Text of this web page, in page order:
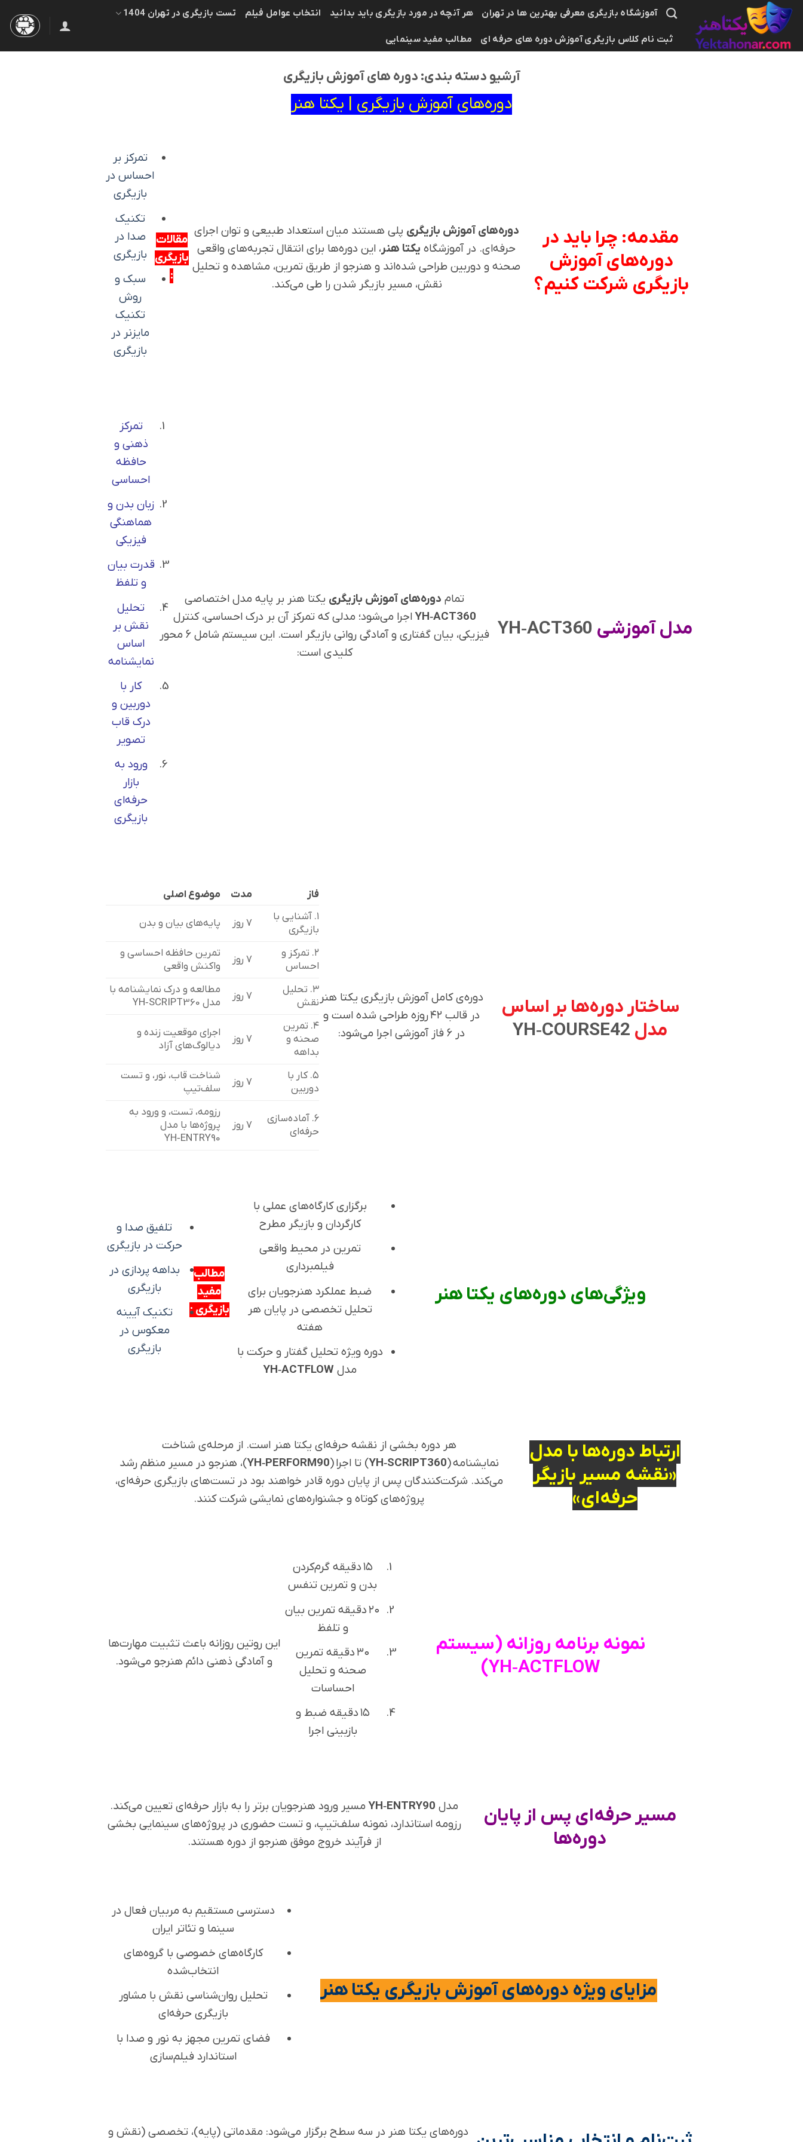
Skip
content
آموزشگاه بازیگری معرفی بهترین ها در تهران هر آنچه در مورد بازیگری باید بدانید انتخاب عوامل فیلم تست بازیگری در تهران 1404
ثبت نام کلاس بازیگری آموزش دوره های حرفه ای مطالب مفید سینمایی
آرشیو دسته بندی: دوره های آموزش بازیگری
دوره‌های آموزش بازیگری | یکتا هنر
مقدمه: چرا باید در
دوره‌های آموزش
بازیگری شرکت کنیم؟
دوره‌های آموزش بازیگری پلی هستند میان استعداد طبیعی و توان اجرای
حرفه‌ای. در آموزشگاه یکتا هنر، این دوره‌ها برای انتقال تجربه‌های واقعی
صحنه و دوربین طراحی شده‌اند و هنرجو از طریق تمرین، مشاهده و تحلیل
نقش، مسیر بازیگر شدن را طی می‌کند.
مقالات
بازیگری
:
تمرکز بر
احساس در
بازیگری
تکنیک
صدا در
بازیگری
سبک و
روش
تکنیک
مایزنر در
بازیگری
مدل آموزشی
تمام دوره‌های آموزش بازیگری یکتا هنر بر پایه مدل اختصاصی
YH‑ACT360اجرا می‌شود؛ مدلی که تمرکز آن بر درک احساسی، کنترل
فیزیکی، بیان گفتاری و آمادگی روانی بازیگر است. این سیستم شامل ۶ محور
کلیدی است:
تمرکز
ذهنی و
حافظه
احساسی
زبان بدن و
هماهنگی
فیزیکی
قدرت بیان
و تلفظ
تحلیل
نقش بر
اساس
نمایشنامه
کار با
دوربین و
درک قاب
تصویر
ورود به
بازار
حرفه‌ای
بازیگری
ساختار دوره‌ها بر اساس
مدل
دوره‌ی کامل آموزش بازیگری یکتا هنر
در قالب ۴۲ روزه طراحی شده است و
در ۶ فاز آموزشی اجرا می‌شود:
فاز مدت
موضوع اصلی
۱. آشنایی با
بازیگری
۷ روز پایه‌های بیان و بدن
۲. تمرکز و
احساس
۷ روز
تمرین حافظه احساسی و
واکنش واقعی
۳. تحلیل
نقش
۷ روز
مطالعه و درک نمایشنامه با
مدل YH‑SCRIPT360
۴. تمرین
صحنه و
بداهه
۷ روز
اجرای موقعیت زنده و
دیالوگ‌های آزاد
۵. کار با
دوربین
۷ روز
شناخت قاب، نور، و تست
سلف‌تیپ
۶. آماده‌سازی
حرفه‌ای
۷ روز
رزومه، تست، و ورود به
پروژه‌ها با مدل
YH‑ENTRY90
ویژگی‌های دوره‌های یکتا هنر
برگزاری کارگاه‌های عملی با
کارگردان و بازیگر مطرح
تمرین در محیط واقعی
فیلمبرداری
ضبط عملکرد هنرجویان برای
تحلیل تخصصی در پایان هر
هفته
دوره ویژه تحلیل گفتار و حرکت با
مدل YH‑ACTFLOW
مطالب
مفید
بازیگری :
تلفیق صدا و
حرکت در بازیگری
بداهه پردازی در
بازیگری
تکنیک آیینه
معکوس در
بازیگری
ارتباط دوره‌ها با مدل
«نقشه مسیر بازیگر
حرفه‌ای»
هر دوره بخشی از نقشه حرفه‌ای یکتا هنر است. از مرحله‌ی شناخت
نمایشنامه (YH‑SCRIPT360) تا اجرا (YH‑PERFORM90)، هنرجو در مسیر منظم رشد
می‌کند. شرکت‌کنندگان پس از پایان دوره قادر خواهند بود در تست‌های بازیگری حرفه‌ای،
پروژه‌های کوتاه و جشنواره‌های نمایشی شرکت کنند.
نمونه برنامه روزانه (سیستم
YH‑ACTFLOW)
۱۵ دقیقه گرم‌کردن
بدن و تمرین تنفس
۲۰ دقیقه تمرین بیان
و تلفظ
۳۰ دقیقه تمرین
صحنه و تحلیل
احساسات
۱۵ دقیقه ضبط و
بازبینی اجرا
این روتین روزانه باعث تثبیت مهارت‌ها
و آمادگی ذهنی دائم هنرجو می‌شود.
مسیر حرفه‌ای پس از پایان
دوره‌ها
مدل YH‑ENTRY90مسیر ورود هنرجویان برتر را به بازار حرفه‌ای تعیین می‌کند.
رزومه استاندارد، نمونه سلف‌تیپ، و تست حضوری در پروژه‌های سینمایی بخشی
از فرآیند خروج موفق هنرجو از دوره هستند.
مزایای ویژه دوره‌های آموزش بازیگری یکتا هنر
دسترسی مستقیم به مربیان فعال در
سینما و تئاتر ایران
کارگاه‌های خصوصی با گروه‌های
انتخاب‌شده
تحلیل روان‌شناسی نقش با مشاور
بازیگری حرفه‌ای
فضای تمرین مجهز به نور و صدا با
استاندارد فیلم‌سازی
دوره‌های یکتا هنر در سه سطح برگزار می‌شود: مقدماتی (پایه)، تخصصی (نقش و